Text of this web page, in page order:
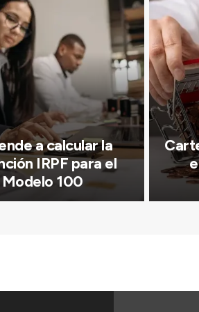
a calcular la
IRPF para el
Modelo 100